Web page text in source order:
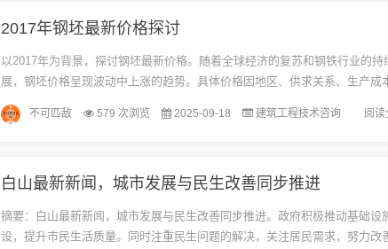
2017年钢坯最新价格探讨
以2017年为背景，探讨钢坯最新价格。随着全球经济的复苏和钢铁行业的持
展，钢坯价格呈现波动中上涨的趋势。具体价格因地区、供求关系、生产成
素而异。本文将对钢坯市场价格进行深入探讨，分析影响价格的因素，帮助
阅读
不可匹敌 579 次浏览 2025-09-18 建筑工程技术咨询
白山最新新闻，城市发展与民生改善同步推进
摘要：白山最新新闻，城市发展与民生改善同步推进。政府积极推动基础设
设，提升市民生活质量。同时注重民生问题的解决，关注居民需求，努力改